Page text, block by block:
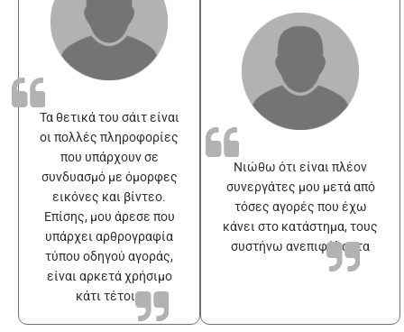
Τα θετικά του σάιτ είναι
οι πολλές πληροφορίες
που υπάρχουν σε
συνδυασμό με όμορφες
εικόνες και βίντεο.
Επίσης, μου άρεσε που
υπάρχει αρθρογραφία
τύπου οδηγού αγοράς,
είναι αρκετά χρήσιμο
κάτι τέτοιο
Νιώθω ότι είναι πλέον
συνεργάτες μου μετά από
τόσες αγορές που έχω
κάνει στο κατάστημα, τους
συστήνω ανεπιφύλακτα